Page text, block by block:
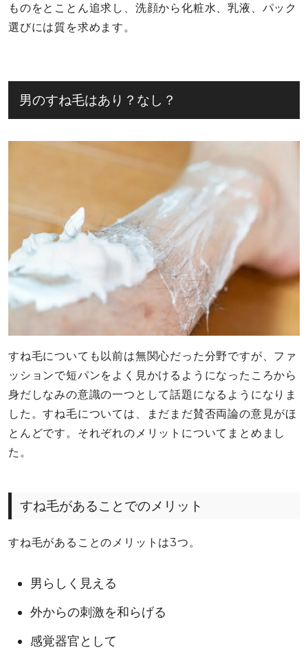
ものをとことん追求し、洗顔から化粧水、乳液、パック
選びには質を求めます。
男のすね毛はあり？なし？
すね毛についても以前は無関心だった分野ですが、ファ
ッションで短パンをよく見かけるようになったころから
身だしなみの意識の一つとして話題になるようになりま
した。すね毛については、まだまだ賛否両論の意見がほ
とんどです。それぞれのメリットについてまとめまし
た。
すね毛があることでのメリット
すね毛があることのメリットは3つ。
男らしく見える
外からの刺激を和らげる
感覚器官として